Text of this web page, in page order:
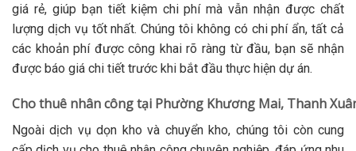
giá rẻ, giúp bạn tiết kiệm chi phí mà vẫn nhận được chất
lượng dịch vụ tốt nhất. Chúng tôi không có chi phí ẩn, tất cả
các khoản phí được công khai rõ ràng từ đầu, bạn sẽ nhận
được báo giá chi tiết trước khi bắt đầu thực hiện dự án.
Cho thuê nhân công tại Phường Khương Mai, Thanh
Ngoài dịch vụ dọn kho và chuyển kho, chúng tôi còn cung